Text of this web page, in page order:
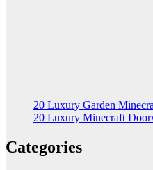
20 Luxury Garden
20 Luxury Minecraft
Categories